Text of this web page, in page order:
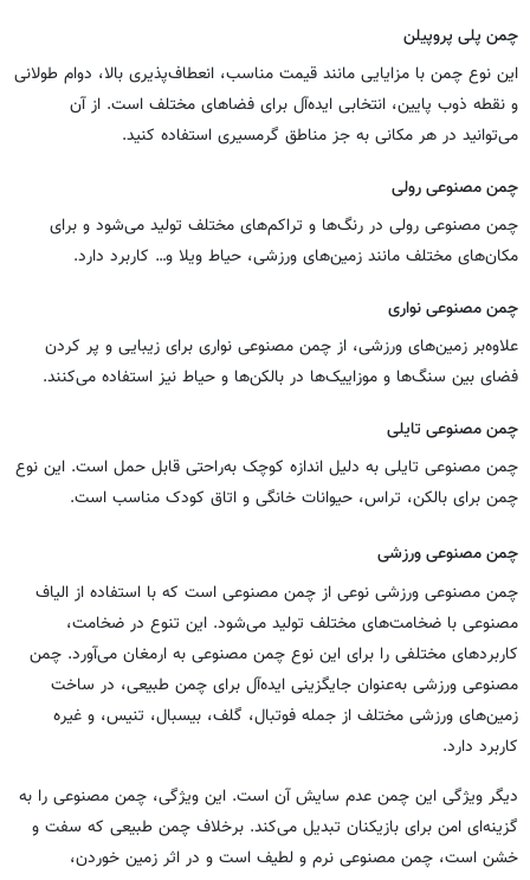
چمن پلی پروپیلن
این نوع چمن با مزایایی مانند قیمت مناسب، انعطاف‌پذیری بالا، دوام طولانی
و نقطه ذوب پایین، انتخابی ایده‌آل برای فضاهای مختلف است. از آن
می‌توانید در هر مکانی به جز مناطق گرمسیری استفاده کنید.
چمن مصنوعی رولی
چمن مصنوعی رولی در رنگ‌ها و تراکم‌های مختلف تولید می‌شود و برای
مکان‌های مختلف مانند زمین‌های ورزشی، حیاط ویلا و… کاربرد دارد.
چمن مصنوعی نواری
علاوه‌بر زمین‌های ورزشی، از چمن مصنوعی نواری برای زیبایی و پر کردن
فضای بین سنگ‌ها و موزاییک‌ها در بالکن‌ها و حیاط نیز استفاده می‌کنند.
چمن مصنوعی تایلی
چمن مصنوعی تایلی به دلیل اندازه کوچک به‌راحتی قابل حمل است. این نوع
چمن برای بالکن، تراس، حیوانات خانگی و اتاق کودک مناسب است.
چمن مصنوعی ورزشی
چمن مصنوعی ورزشی نوعی از چمن مصنوعی است که با استفاده از الیاف
مصنوعی با ضخامت‌های مختلف تولید می‌شود. این تنوع در ضخامت،
کاربردهای مختلفی را برای این نوع چمن مصنوعی به ارمغان می‌آورد. چمن
مصنوعی ورزشی به‌عنوان جایگزینی ایده‌آل برای چمن طبیعی، در ساخت
زمین‌های ورزشی مختلف از جمله فوتبال، گلف، بیسبال، تنیس، و غیره
کاربرد دارد.
دیگر ویژگی این چمن عدم سایش آن است. این ویژگی، چمن مصنوعی را به
گزینه‌ای امن برای بازیکنان تبدیل می‌کند. برخلاف چمن طبیعی که سفت و
خشن است، چمن مصنوعی نرم و لطیف است و در اثر زمین خوردن،